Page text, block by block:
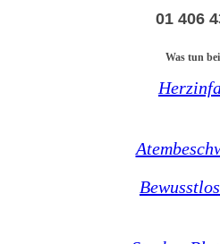
01 406
Was tun